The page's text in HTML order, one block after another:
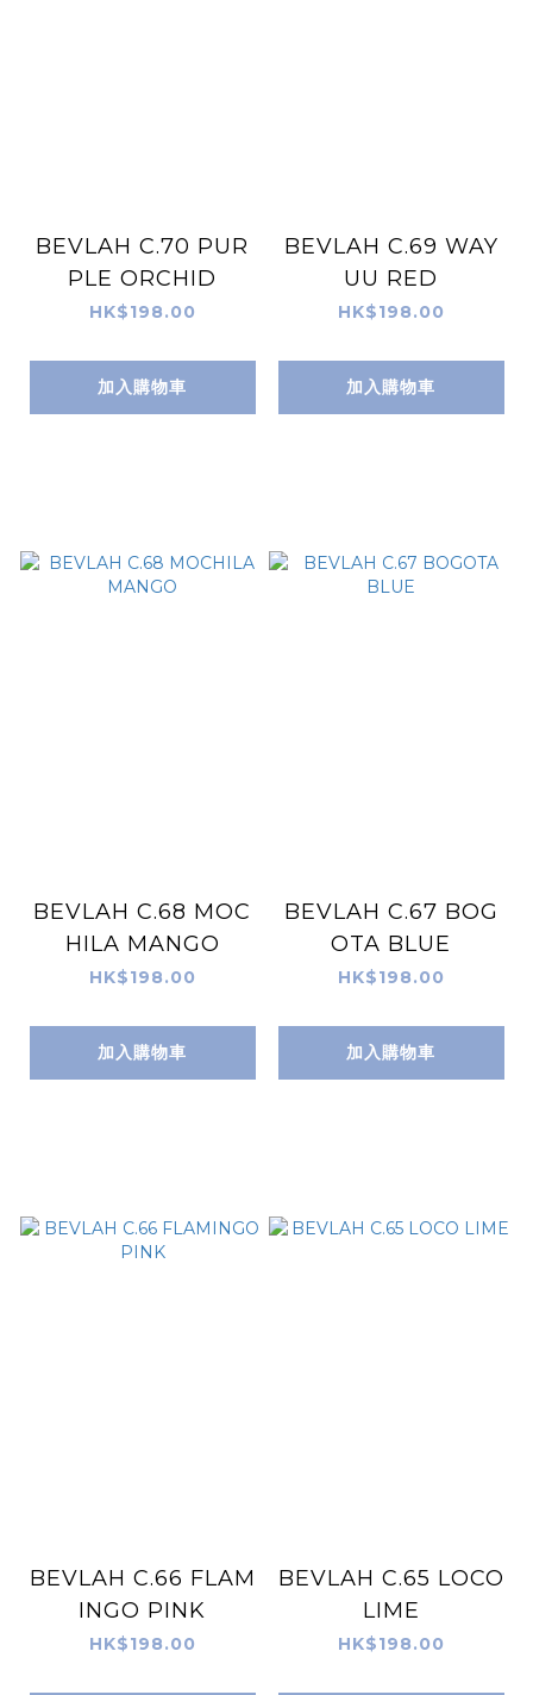
BEVLAH C.70 PUR
PLE ORCHID
HK$198.00
加入購物車
BEVLAH C.69 WAY
UU RED
HK$198.00
加入購物車
BEVLAH C.68 MOC
HILA MANGO
HK$198.00
加入購物車
BEVLAH C.67 BOG
OTA BLUE
HK$198.00
加入購物車
BEVLAH C.66 FLAM
INGO PINK
HK$198.00
BEVLAH C.65 LOCO
LIME
HK$198.00